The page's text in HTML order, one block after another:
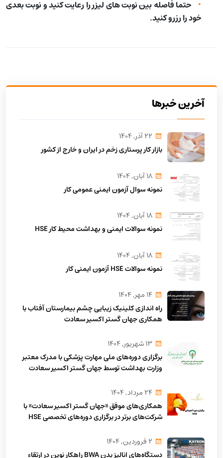
حتما فاصله بین نوبت های لیزر را رعایت کنید و نوبت بعدی
خود را رزرو کنید.
آخرین خبرها
22 آذر, 1404
بازار کار پرستاری زخم در ایران و خارج از کشور
18 آبان, 1404
نمونه سوال آزمون ایمنی عمومی کار
18 آبان, 1404
نمونه سوالات ایمنی و بهداشت محیط کار HSE
18 آبان, 1404
نمونه سوالات HSE آزمون ایمنی کار
14 مهر, 1404
راه اندازی کلینیک زیبایی چشم بیمارستان آفتاب با
همکاری جهان گستر اکسیر سعادت
13 شهريور, 1404
برگزاری دوره‌های ملی مهارت پزشکی با مدرک معتبر
وزارت بهداشت توسط جهان گستر اکسیر سعادت
24 مرداد, 1404
همکاری‌های موفق «جهان گستر اکسیر سعادت» با
شرکت‌های برتر در برگزاری دوره‌های تخصصی HSE
2 فروردين, 1404
دستگاه‌های انالیز بدن BWA راهکار نوین در ارتقاء